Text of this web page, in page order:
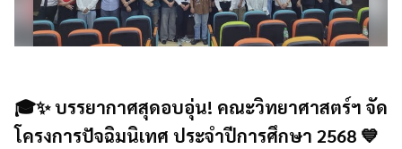
🎓✨ บรรยากาศสุดอบอุ่น! คณะวิทยาศาสตร์ฯ จัด
โครงการปัจฉิมนิเทศ ประจำปีการศึกษา 2568 💙